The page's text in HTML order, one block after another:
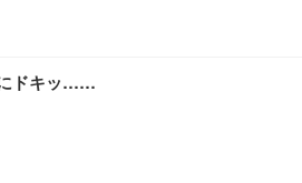
にドキッ……